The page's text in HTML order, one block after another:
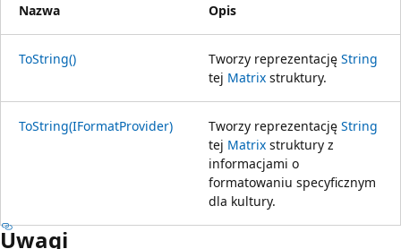
Nazwa Opis
ToString() Tworzy reprezentację String
tej Matrix struktury.
ToString(IFormatProvider) Tworzy reprezentację String
tej Matrix struktury z
informacjami o
formatowaniu specyficznym
dla kultury.
Uwagi